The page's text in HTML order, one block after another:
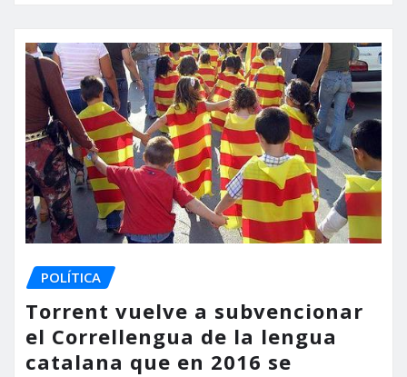
POLÍTICA
Torrent vuelve a subvencionar
el Correllengua de la lengua
catalana que en 2016 se